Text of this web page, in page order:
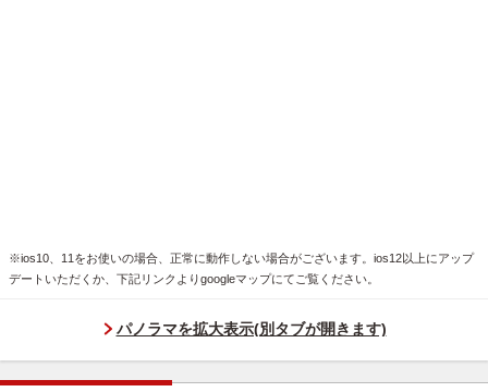
※ios10、11をお使いの場合、正常に動作しない場合がございます。ios12以上にアップ
デートいただくか、下記リンクよりgoogleマップにてご覧ください。
パノラマを拡大表示(別タブが開きます)